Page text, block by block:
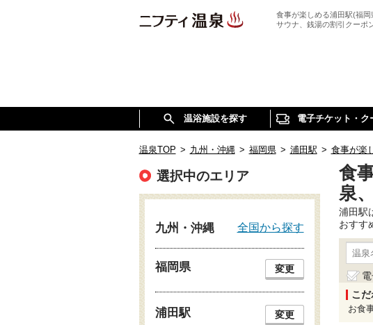
食事が楽しめる浦田駅(福岡
サウナ、銭湯の割引クーポ
温浴施設を探す 電子チケット・ク
温泉TOP > 九州・沖縄 > 福岡県 > 浦田駅 > 食事が楽
食
泉
浦田駅
おすす
こ
お食
選択中のエリア
九州・沖縄 全国から探す
福岡県 変更
浦田駅 変更